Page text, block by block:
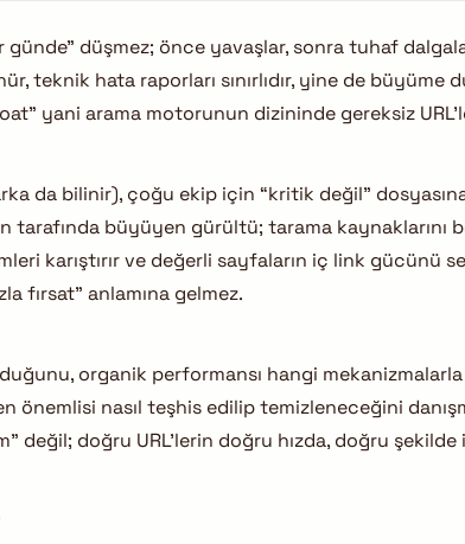
düşmez; önce yavaşlar, sonra tuhaf
teknik hata raporları sınırlıdır, yine de büyüme
yani arama motorunun dizininde gereksiz
da bilinir), çoğu ekip için “kritik değil”
tarafında büyüyen gürültü; tarama kaynaklarını
karıştırır ve değerli sayfaların iç link gücünü
fırsat” anlamına gelmez.
organik performansı hangi
önemlisi nasıl teşhis edilip temizleneceğini
değil; doğru URL’lerin doğru hızda, doğru